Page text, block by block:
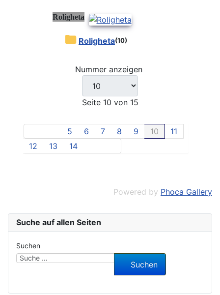
Roligheta(10)
Roligheta
Nummer anzeigen
Seite 10 von 15
5 6 7 8 9 10
11
12
13 14
Powered by Phoca Gallery
Suche auf allen Seiten
Suchen
Suchen